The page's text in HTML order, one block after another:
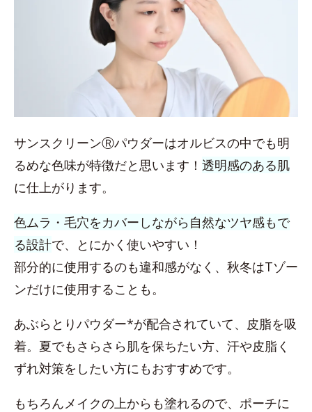
サンスクリーンⓇパウダーはオルビスの中でも明
るめな色味が特徴だと思います！ 透明感のある肌
に仕上がります。
色ムラ・毛穴をカバーしながら自然なツヤ感もで
る設計で、とにかく使いやすい！
部分的に使用するのも違和感がなく、秋冬はTゾー
ンだけに使用することも。
あぶらとりパウダー*が配合されていて、皮脂を吸
着。夏でもさらさら肌を保ちたい方、汗や皮脂く
ずれ対策をしたい方にもおすすめです。
もちろんメイクの上からも塗れるので、ポーチに